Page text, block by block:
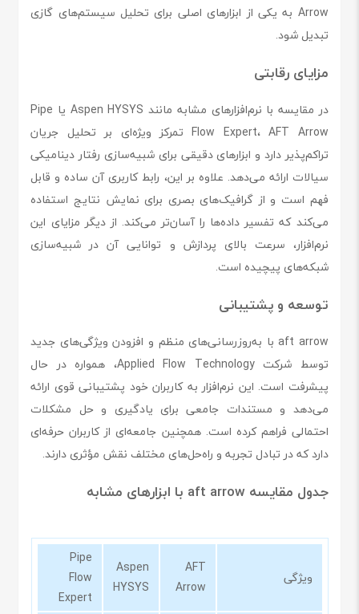
Arrow به یکی از ابزارهای اصلی برای تحلیل سیستم‌های گازی
تبدیل شود.
مزایای رقابتی
در مقایسه با نرم‌افزارهای مشابه مانند Aspen HYSYS یا Pipe
Flow Expert، AFT Arrow تمرکز ویژه‌ای بر تحلیل جریان
تراکم‌پذیر دارد و ابزارهای دقیقی برای شبیه‌سازی رفتار دینامیکی
سیالات ارائه می‌دهد. علاوه بر این، رابط کاربری آن ساده و قابل
فهم است و از گرافیک‌های بصری برای نمایش نتایج استفاده
می‌کند که تفسیر داده‌ها را آسان‌تر می‌کند. از دیگر مزایای این
نرم‌افزار، سرعت بالای پردازش و توانایی آن در شبیه‌سازی
شبکه‌های پیچیده است.
توسعه و پشتیبانی
aft arrow با به‌روزرسانی‌های منظم و افزودن ویژگی‌های جدید
توسط شرکت Applied Flow Technology، همواره در حال
پیشرفت است. این نرم‌افزار به کاربران خود پشتیبانی قوی ارائه
می‌دهد و مستندات جامعی برای یادگیری و حل مشکلات
احتمالی فراهم کرده است. همچنین جامعه‌ای از کاربران حرفه‌ای
دارد که در تبادل تجربه و راه‌حل‌های مختلف نقش مؤثری دارند.
جدول مقایسه aft arrow با ابزارهای مشابه
ویژگی
AFT
Arrow
Aspen
HYSYS
Pipe
Flow
Expert